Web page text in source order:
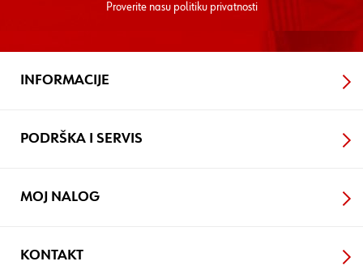
Proverite nasu politiku privatnosti
INFORMACIJE
PODRŠKA I SERVIS
MOJ NALOG
KONTAKT